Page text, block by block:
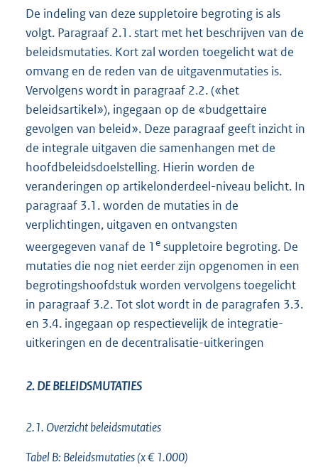
De indeling van deze suppletoire begroting is als
volgt. Paragraaf 2.1. start met het beschrijven van de
beleidsmutaties. Kort zal worden toegelicht wat de
omvang en de reden van de uitgavenmutaties is.
Vervolgens wordt in paragraaf 2.2. («het
beleidsartikel»), ingegaan op de «budgettaire
gevolgen van beleid». Deze paragraaf geeft inzicht in
de integrale uitgaven die samenhangen met de
hoofdbeleidsdoelstelling. Hierin worden de
veranderingen op artikelonderdeel-niveau belicht. In
paragraaf 3.1. worden de mutaties in de
verplichtingen, uitgaven en ontvangsten
weergegeven vanaf de 1 e suppletoire begroting. De
mutaties die nog niet eerder zijn opgenomen in een
begrotingshoofdstuk worden vervolgens toegelicht
in paragraaf 3.2. Tot slot wordt in de paragrafen 3.3.
en 3.4. ingegaan op respectievelijk de integratie-
uitkeringen en de decentralisatie-uitkeringen
2. DE BELEIDSMUTATIES
2.1. Overzicht beleidsmutaties
Tabel B: Beleidsmutaties (x € 1.000)